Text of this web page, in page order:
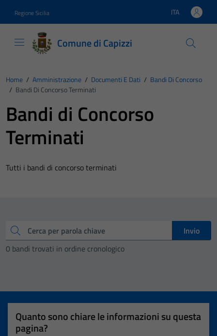
Regione Sicilia Lingua attiva:
ITA
Comune di Capizzi
Home / Amministrazione / Documenti E Dati / Bandi Di Concorso
/ Bandi Di Concorso Terminati
Bandi di Concorso
Terminati
Tutti i bandi di concorso terminati
Cerca
Invio
0 bandi trovati in ordine cronologico
Quanto sono chiare le informazioni su questa
pagina?